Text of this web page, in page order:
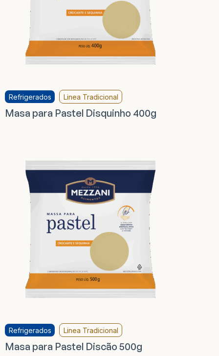
Refrigerados Linea Tradicional
Masa para Pastel Disquinho 400g
Refrigerados Linea Tradicional
Masa para Pastel Discão 500g